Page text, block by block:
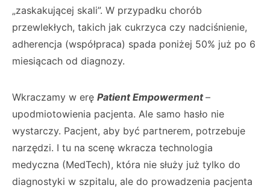
„zaskakującej skali”. W przypadku chorób
przewlekłych, takich jak cukrzyca czy nadciśnienie,
adherencja (współpraca) spada poniżej 50% już po 6
miesiącach od diagnozy.
Wkraczamy w erę Patient Empowerment–
upodmiotowienia pacjenta. Ale samo hasło nie
wystarczy. Pacjent, aby być partnerem, potrzebuje
narzędzi. I tu na scenę wkracza technologia
medyczna (MedTech), która nie służy już tylko do
diagnostyki w szpitalu, ale do prowadzenia pacjenta